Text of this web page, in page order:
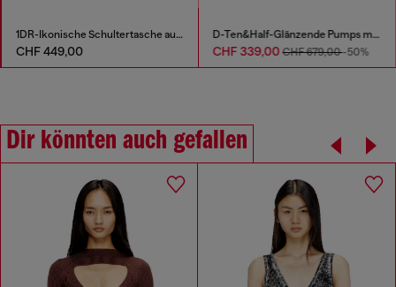
1DR-Ikonische Schultertasche aus Nappa-Leder
CHF 449,00
D-Ten&Half-Glänzende Pumps mit geschwungenem Absatz
CHF 339,00CHF 679,00-50%
Dir könnten auch gefallen